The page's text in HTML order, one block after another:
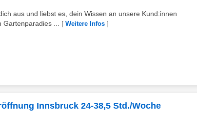
aus und liebst es, dein Wissen an unsere Kund:innen
...
[ Weitere Infos ]
Innsbruck 24-38,5 Std./Woche